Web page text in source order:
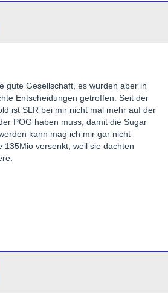
gute Gesellschaft, es wurden aber in
Entscheidungen getroffen. Seit der
ist SLR bei mir nicht mal mehr auf der
POG haben muss, damit die Sugar
kann mag ich mir gar nicht
135Mio versenkt, weil sie dachten